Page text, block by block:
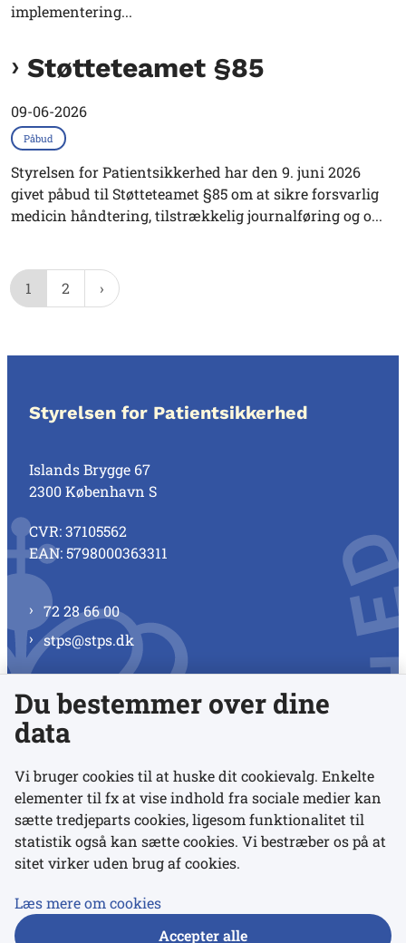
implementering...
Støtteteamet §85
09-06-2026
Påbud
Styrelsen for Patientsikkerhed har den 9. juni 2026
givet påbud til Støtteteamet §85 om at sikre forsvarlig
medicin håndtering, tilstrækkelig journalføring og o...
1 2
Styrelsen for Patientsikkerhed
Islands Brygge 67
2300 København S
CVR: 37105562
EAN: 5798000363311
72 28 66 00
stps@stps.dk
Se alle kontaktnumre
Links
Udgivelser
Tilgængelighedserklæring
Du bestemmer over dine
data
Vi bruger cookies til at huske dit cookievalg. Enkelte
elementer til fx at vise indhold fra sociale medier kan
sætte tredjeparts cookies, ligesom funktionalitet til
statistik også kan sætte cookies. Vi bestræber os på at
sitet virker uden brug af cookies.
Læs mere om cookies
Accepter alle